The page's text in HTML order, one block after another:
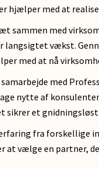
hjælper med at
sammen med
langsigtet vækst.
med at nå
med
nytte af
sikrer et
fra
at vælge en partner,